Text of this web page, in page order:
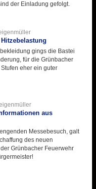
der Einladung gefolgt.
gings die Bastei
für die Grünbacher
eher ein guter
aus
Messebesuch, galt
des neuen
Grünbacher Feuerwehr